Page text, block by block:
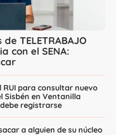
TELETRABAJO
con el SENA:
RUI para consultar nuevo
Sisbén en Ventanilla
registrarse
a alguien de su núcleo